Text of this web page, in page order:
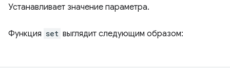
Устанавливает значение параметра.
Функция set выглядит следующим образом: